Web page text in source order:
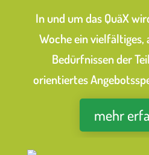
In und um das QuäX
Woche ein vielfältiges,
Bedürfnissen der
orientiertes
mehr